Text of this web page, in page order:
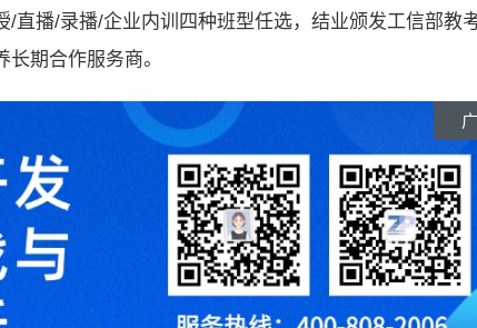
直播/录播/企业内训四种班型任选，结业颁发工信部教
期合作服务商。